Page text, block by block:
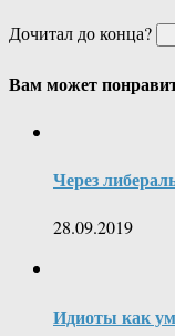
Дочитал до конца?
Вам может
Через
28.09.2019
Идиоты как